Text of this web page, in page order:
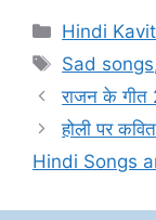
Categories
Hindi
Tags
Sad songs
राजन के
होली पर
Hindi Songs